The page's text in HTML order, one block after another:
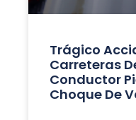
Trágico
Carreteras
Conductor
Choque De